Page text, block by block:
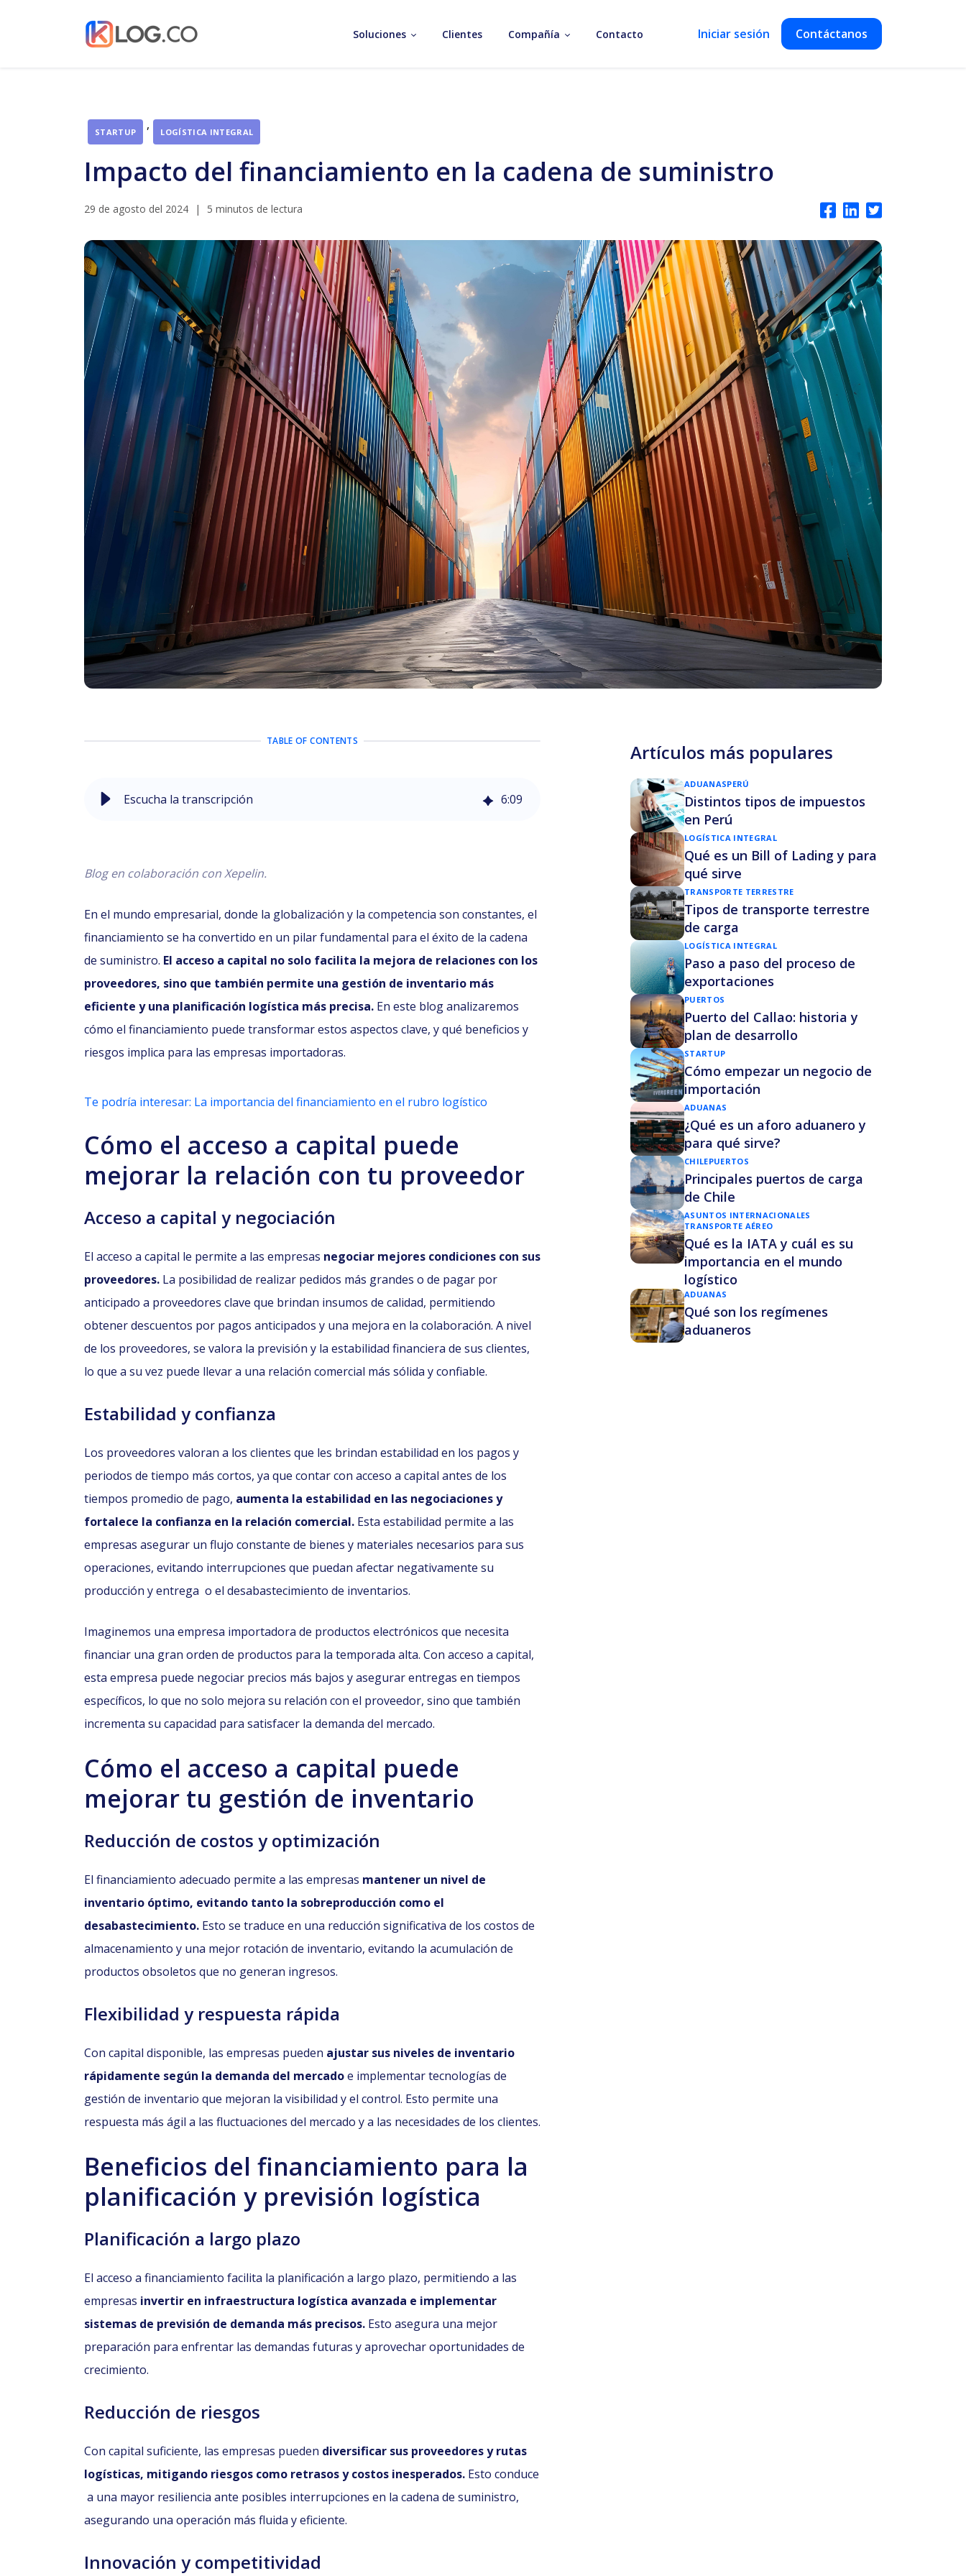
Soluciones Clientes Compañía Contacto Iniciar sesión Contáctanos
STARTUP , LOGÍSTICA INTEGRAL
Impacto del financiamiento en la cadena de suministro
29 de agosto del 2024 | 5 minutos de lectura
TABLE OF CONTENTS
Escucha la transcripción 6:09
Blog en colaboración con Xepelin.
En el mundo empresarial, donde la globalización y la competencia son constantes, el
financiamiento se ha convertido en un pilar fundamental para el éxito de la cadena
de suministro. El acceso a capital no solo facilita la mejora de relaciones con los
proveedores, sino que también permite una gestión de inventario más
eficiente y una planificación logística más precisa. En este blog analizaremos
cómo el financiamiento puede transformar estos aspectos clave, y qué beneficios y
riesgos implica para las empresas importadoras.
Te podría interesar: La importancia del financiamiento en el rubro logístico
Cómo el acceso a capital puede
mejorar la relación con tu proveedor
Acceso a capital y negociación
El acceso a capital le permite a las empresas negociar mejores condiciones con sus
proveedores. La posibilidad de realizar pedidos más grandes o de pagar por
anticipado a proveedores clave que brindan insumos de calidad, permitiendo
obtener descuentos por pagos anticipados y una mejora en la colaboración. A nivel
de los proveedores, se valora la previsión y la estabilidad financiera de sus clientes,
lo que a su vez puede llevar a una relación comercial más sólida y confiable.
Estabilidad y confianza
Los proveedores valoran a los clientes que les brindan estabilidad en los pagos y
periodos de tiempo más cortos, ya que contar con acceso a capital antes de los
tiempos promedio de pago, aumenta la estabilidad en las negociaciones y
fortalece la confianza en la relación comercial. Esta estabilidad permite a las
empresas asegurar un flujo constante de bienes y materiales necesarios para sus
operaciones, evitando interrupciones que puedan afectar negativamente su
producción y entrega o el desabastecimiento de inventarios.
Imaginemos una empresa importadora de productos electrónicos que necesita
financiar una gran orden de productos para la temporada alta. Con acceso a capital,
esta empresa puede negociar precios más bajos y asegurar entregas en tiempos
específicos, lo que no solo mejora su relación con el proveedor, sino que también
incrementa su capacidad para satisfacer la demanda del mercado.
Cómo el acceso a capital puede
mejorar tu gestión de inventario
Reducción de costos y optimización
El financiamiento adecuado permite a las empresas mantener un nivel de
inventario óptimo, evitando tanto la sobreproducción como el
desabastecimiento. Esto se traduce en una reducción significativa de los costos de
almacenamiento y una mejor rotación de inventario, evitando la acumulación de
productos obsoletos que no generan ingresos.
Flexibilidad y respuesta rápida
Con capital disponible, las empresas pueden ajustar sus niveles de inventario
rápidamente según la demanda del mercadoe implementar tecnologías de
gestión de inventario que mejoran la visibilidad y el control. Esto permite una
respuesta más ágil a las fluctuaciones del mercado y a las necesidades de los clientes.
Beneficios del financiamiento para la
planificación y previsión logística
Planificación a largo plazo
El acceso a financiamiento facilita la planificación a largo plazo, permitiendo a las
empresas invertir en infraestructura logística avanzada e implementar
sistemas de previsión de demanda más precisos. Esto asegura una mejor
preparación para enfrentar las demandas futuras y aprovechar oportunidades de
crecimiento.
Reducción de riesgos
Con capital suficiente, las empresas pueden diversificar sus proveedores y rutas
logísticas, mitigando riesgos como retrasos y costos inesperados. Esto conduce
a una mayor resiliencia ante posibles interrupciones en la cadena de suministro,
asegurando una operación más fluida y eficiente.
Innovación y competitividad
Artículos más populares
ADUANASPERÚ
Distintos tipos de impuestos
en Perú
LOGÍSTICA INTEGRAL
Qué es un Bill of Lading y para
qué sirve
TRANSPORTE TERRESTRE
Tipos de transporte terrestre
de carga
LOGÍSTICA INTEGRAL
Paso a paso del proceso de
exportaciones
PUERTOS
Puerto del Callao: historia y
plan de desarrollo
STARTUP
Cómo empezar un negocio de
importación
ADUANAS
¿Qué es un aforo aduanero y
para qué sirve?
CHILEPUERTOS
Principales puertos de carga
de Chile
ASUNTOS INTERNACIONALES
TRANSPORTE AÉREO
Qué es la IATA y cuál es su
importancia en el mundo
logístico
ADUANAS
Qué son los regímenes
aduaneros